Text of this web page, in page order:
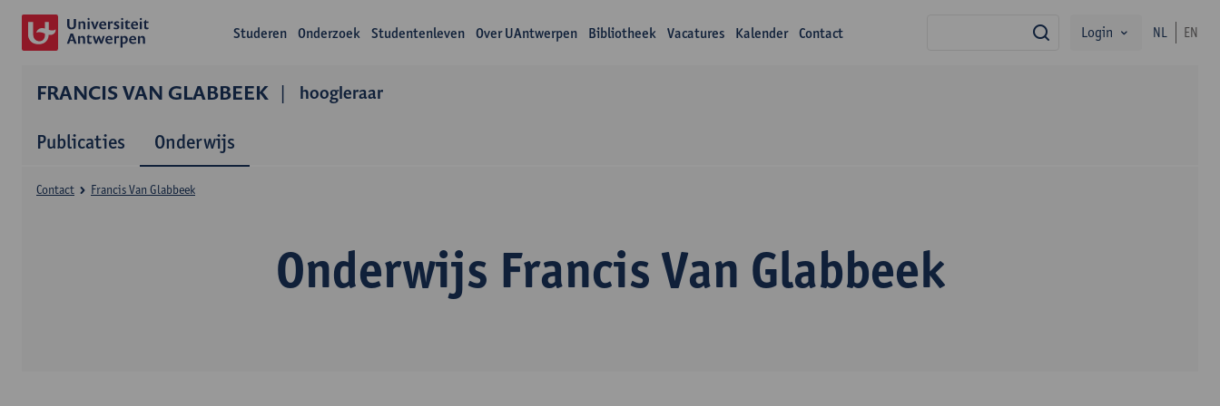
Studeren Onderzoek Studentenleven Over UAntwerpen Bibliotheek Vacatures Kalender Contact zoekLogin NL EN
FRANCIS VAN GLABBEEK hoogleraar
Publicaties Onderwijs
Onderwijs Francis Van Glabbeek
Contact Francis Van Glabbeek